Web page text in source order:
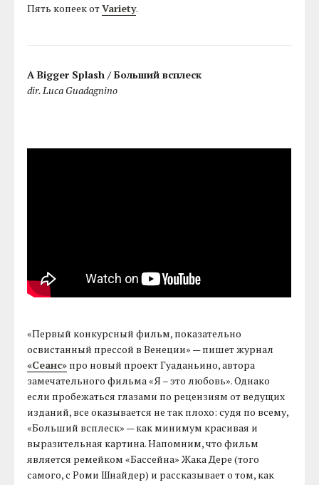
Пять копеек отVariety.
A Bigger Splash / Больший всплеск
dir. Luca Guadagnino
«Первый конкурсный фильм, показательно
освистанный прессой в Венеции» — пишет журнал
«Сеанс» про новый проект Гуаданьино, автора
замечательного фильма «Я – это любовь». Однако
если пробежаться глазами по рецензиям от ведущих
изданий, все оказывается не так плохо: судя по всему,
«Больший всплеск» — как минимум красивая и
выразительная картина. Напомним, что фильм
является ремейком «Бассейна» Жака Дере (того
самого, с Роми Шнайдер) и рассказывает о том, как